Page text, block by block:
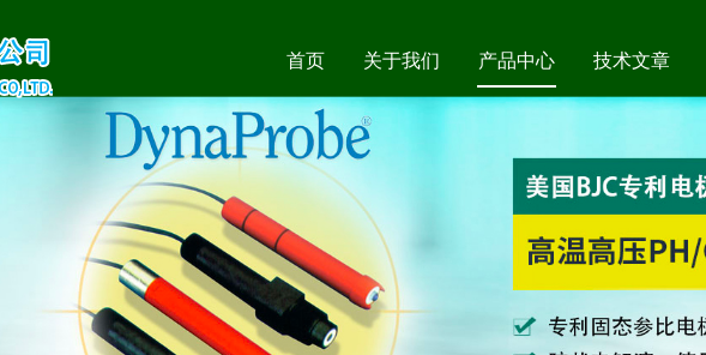
首页 关于我们 产品中心 技术文章